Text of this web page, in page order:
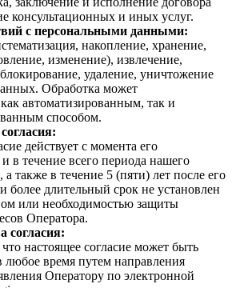
консультационных и иных услуг.
с персональными данными:
накопление, хранение,
изменение), извлечение,
удаление, уничтожение
Обработка может
автоматизированным, так и
способом.
действует с момента его
в течение всего периода нашего
а также в течение 5 (пяти) лет после его
более длительный срок не установлен
или необходимостью защиты
Оператора.
согласия:
настоящее согласие может быть
любое время путем направления
Оператору по электронной